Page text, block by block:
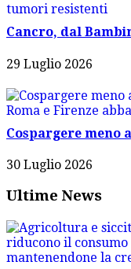
Cancro, dal
29 Luglio 2026
Cospargere meno
30 Luglio 2026
Ultime News